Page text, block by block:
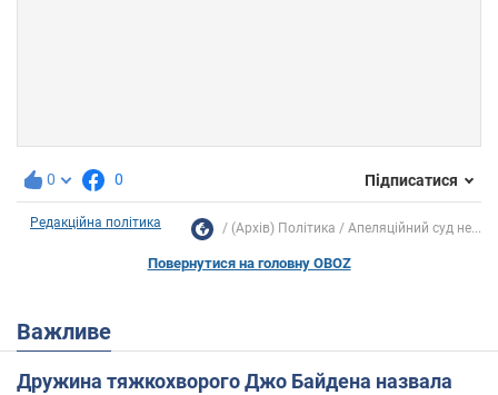
0 0 Підписатися
Редакційна політика (Архів) Політика Апеляційний суд не...
Повернутися на головну OBOZ
Важливе
Дружина тяжкохворого Джо Байдена назвала